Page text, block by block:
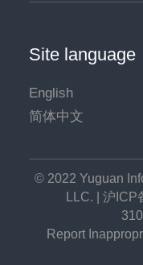
Site language
English
简体中文
© 2022 Yuguan
LLC. | 沪ICP
Report